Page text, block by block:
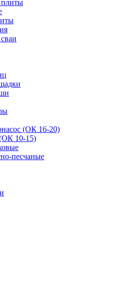
плиты
(ОК 16-20)
10-15)
песчаные